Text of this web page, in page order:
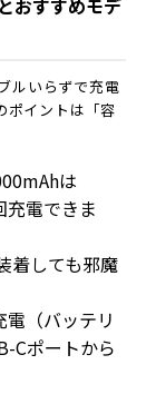
おすすめモデ
ルいらずで充電
ポイントは「容
は
電できま
着しても邪魔
（バッテリ
Cポートから